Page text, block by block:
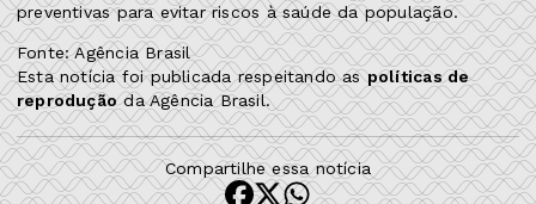
preventivas para evitar riscos à saúde da população.
Fonte: Agência Brasil
Esta notícia foi publicada respeitando aspolíticas de
reproduçãoda Agência Brasil.
Compartilhe essa notícia